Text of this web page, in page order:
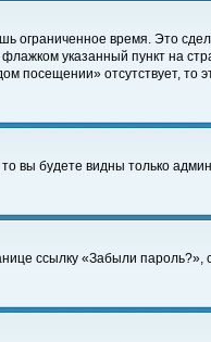
ограниченное время. Это
указанный пункт на
посещении» отсутствует, то
вы будете видны только
ссылку «Забыли